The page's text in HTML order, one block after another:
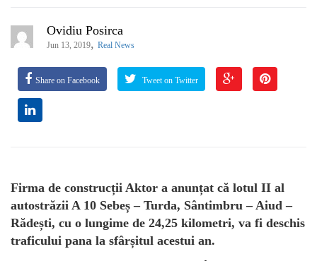
Ovidiu Posirca
Jun 13, 2019, Real News
Share on Facebook Tweet on Twitter
Firma de construcții Aktor a anunțat că lotul II al
autostrăzii A 10 Sebeș – Turda, Sântimbru – Aiud –
Rădești, cu o lungime de 24,25 kilometri, va fi deschis
traficului pana la sfârșitul acestui an.